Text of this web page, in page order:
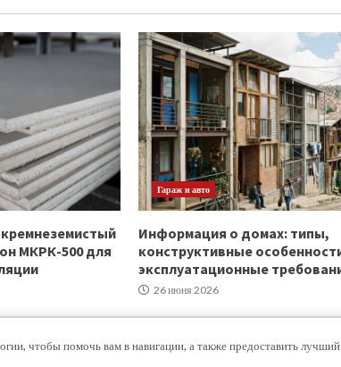
МКРК-500 для
Гараж и авто
Информация о домах: типы,
конструктивные
эксплуатационные
26 июня 2026
© Все права защищены.|MoreNewsот AF themes.
чтобы помочь вам в навигации, а также предоставить